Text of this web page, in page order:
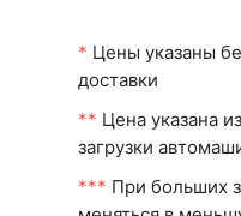
* Цены указаны
доставки
** Цена указана
загрузки
*** При больших